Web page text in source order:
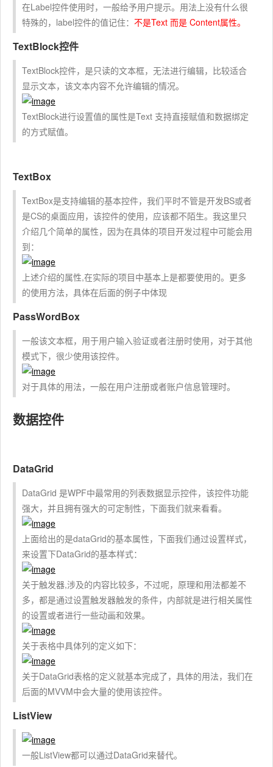
在Label控件使用时，一般给予用户提示。用法上没有什么很
特殊的，label控件的值记住： 不是Text 而是 Content属性。
TextBlock控件
TextBlock控件，是只读的文本框，无法进行编辑，比较适合
显示文本，该文本内容不允许编辑的情况。
TextBlock进行设置值的属性是Text 支持直接赋值和数据绑定
的方式赋值。
TextBox
TextBox是支持编辑的基本控件，我们平时不管是开发BS或者
是CS的桌面应用，该控件的使用，应该都不陌生。我这里只
介绍几个简单的属性，因为在具体的项目开发过程中可能会用
到：
上述介绍的属性,在实际的项目中基本上是都要使用的。更多
的使用方法，具体在后面的例子中体现
PassWordBox
一般该文本框，用于用户输入验证或者注册时使用，对于其他
模式下，很少使用该控件。
对于具体的用法，一般在用户注册或者账户信息管理时。
数据控件
DataGrid
DataGrid 是WPF中最常用的列表数据显示控件，该控件功能
强大，并且拥有强大的可定制性，下面我们就来看看。
上面给出的是dataGrid的基本属性，下面我们通过设置样式，
来设置下DataGrid的基本样式：
关于触发器,涉及的内容比较多，不过呢，原理和用法都差不
多，都是通过设置触发器触发的条件，内部就是进行相关属性
的设置或者进行一些动画和效果。
关于表格中具体列的定义如下：
关于DataGrid表格的定义就基本完成了，具体的用法，我们在
后面的MVVM中会大量的使用该控件。
ListView
一般ListView都可以通过DataGrid来替代。